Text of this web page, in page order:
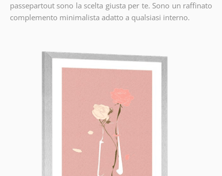
passepartout sono la scelta giusta per te. Sono un raffinato
complemento minimalista adatto a qualsiasi interno.